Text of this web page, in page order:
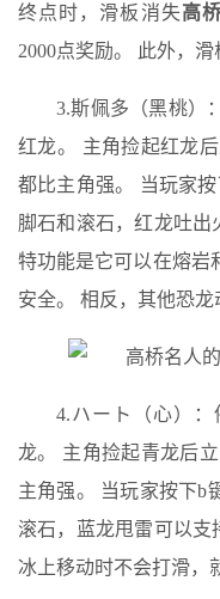
终点时，滑板消失高
2000点奖励。 此外，滑
3.斯佩多（黑桃）
红龙。 主角捡起红龙
都比主角强。 当玩家
脚石和滚石，红龙吐出
特功能是它可以在熔岩
安全。 相反，其他恐龙
4.ハート（心）
龙。 主角捡起青龙后
主角强。 当玩家按下b
滚石，蓝龙甩雷可以支
冰上移动时不会打滑，